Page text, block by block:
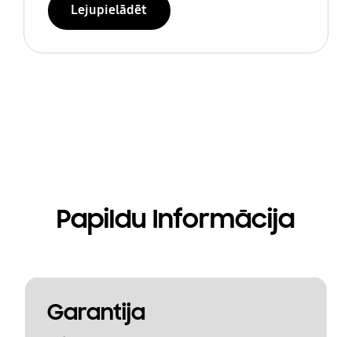
Lejupielādēt
Papildu Informācija
Garantija